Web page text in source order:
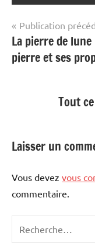
Navigation
de
l’article
Publication
La pierre de
pierre et ses
Tout
Laisser un
Vous devez vous
commentaire.